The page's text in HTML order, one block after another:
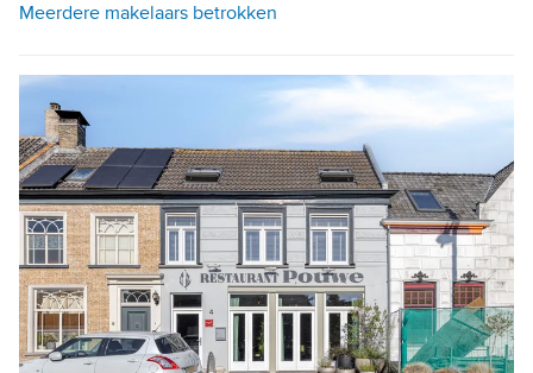
Meerdere makelaars betrokken